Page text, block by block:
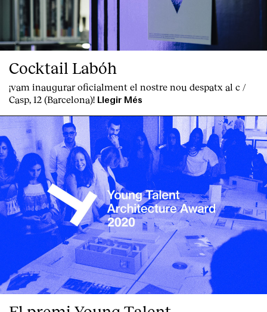
Clients
Cocktail Labóh
¡vam inaugurar oficialment el nostre nou despatx al c /
Casp, 12 (Barcelona)! Llegir Més